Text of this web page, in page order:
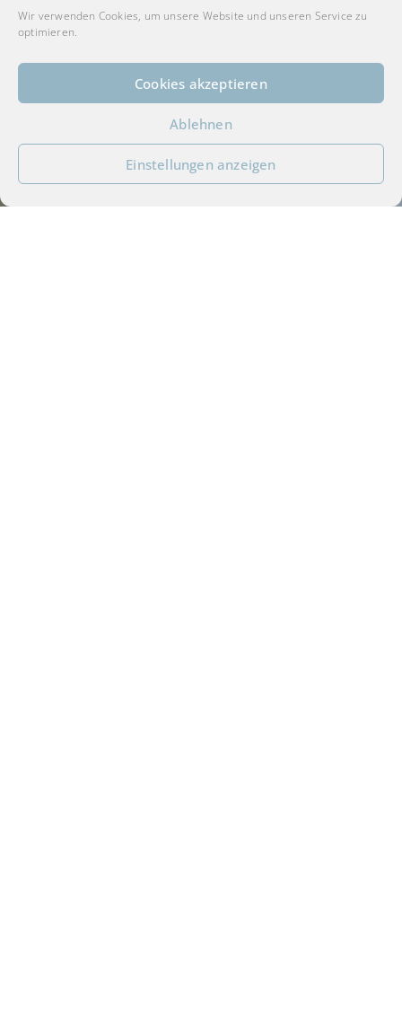
Wir verwenden Cookies, um unsere Website und unseren Service zu
optimieren.
Cookies akzeptieren
Ablehnen
Einstellungen anzeigen
Mit Liebe zur Leichtigkeit